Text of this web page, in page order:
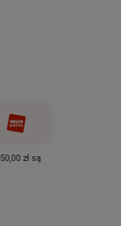
50,00 zł są